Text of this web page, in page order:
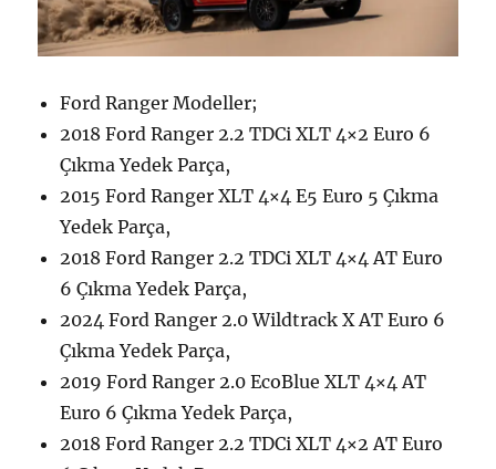
Ford Ranger Modeller;
2018 Ford Ranger 2.2 TDCi XLT 4×2 Euro 6
Çıkma Yedek Parça,
2015 Ford Ranger XLT 4×4 E5 Euro 5 Çıkma
Yedek Parça,
2018 Ford Ranger 2.2 TDCi XLT 4×4 AT Euro
6 Çıkma Yedek Parça,
2024 Ford Ranger 2.0 Wildtrack X AT Euro 6
Çıkma Yedek Parça,
2019 Ford Ranger 2.0 EcoBlue XLT 4×4 AT
Euro 6 Çıkma Yedek Parça,
2018 Ford Ranger 2.2 TDCi XLT 4×2 AT Euro